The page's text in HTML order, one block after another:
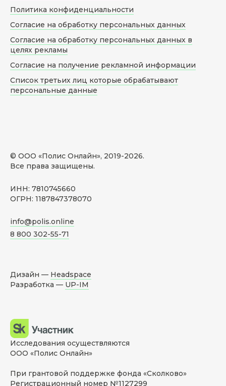
© ООО «Полис Онлайн», 2019-2026.
Все права защищены.
ИНН: 7810745660
ОГРН: 1187847378070
info@polis.online
8 800 302-55-71
Политика конфиденциальности
Согласие на обработку персональных данных
Согласие на обработку персональных данных в
целях рекламы
Согласие на получение рекламной информации
Список третьих лиц которые обрабатывают
персональные данные
Дизайн — Headspace
Разработка — UP-IM
Исследования осуществляются
ООО «Полис Онлайн»
При грантовой поддержке фонда «Сколково»
Регистрационный номер №1127299